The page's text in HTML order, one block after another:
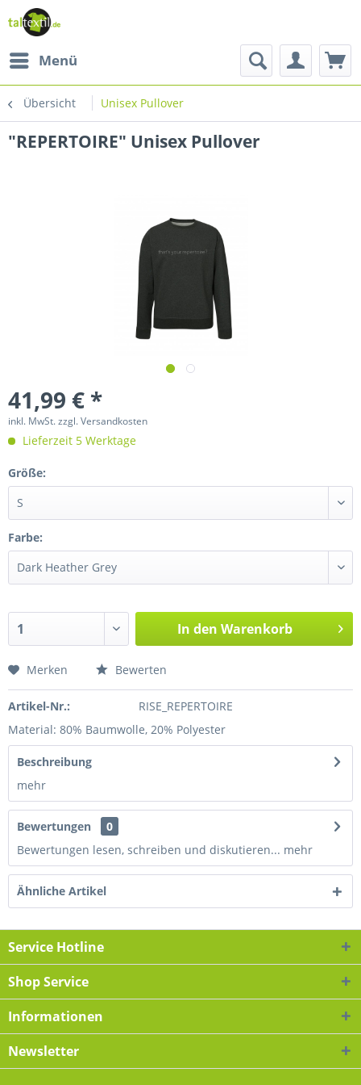
Menü
Übersicht Unisex Pullover
"REPERTOIRE" Unisex Pullover
41,99 € *
inkl. MwSt.zzgl. Versandkosten
Lieferzeit 5 Werktage
Größe:
Farbe:
In den Warenkorb
Merken Bewerten
Artikel-Nr.:
RISE_REPERTOIRE
Material: 80% Baumwolle, 20% Polyester
Beschreibung
mehr
Bewertungen
0
Bewertungen lesen, schreiben und diskutieren... mehr
Ähnliche Artikel
Service Hotline
Shop Service
Informationen
Newsletter